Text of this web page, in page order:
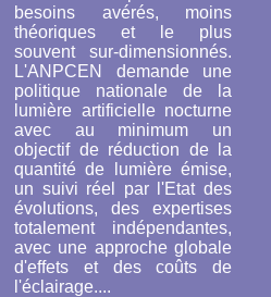
besoins avérés, moins
théoriques et le plus
souvent sur-dimensionnés.
L'ANPCEN demande une
politique nationale de la
lumière artificielle nocturne
avec au minimum un
objectif de réduction de la
quantité de lumière émise,
un suivi réel par l'Etat des
évolutions, des expertises
totalement indépendantes,
avec une approche globale
d'effets et des coûts de
l'éclairage....